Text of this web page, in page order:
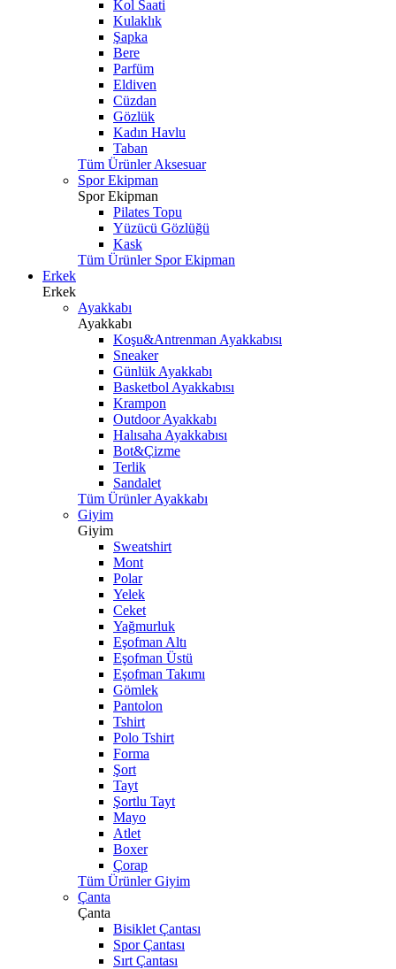
Kol Saati
Kulaklık
Şapka
Bere
Parfüm
Eldiven
Cüzdan
Gözlük
Kadın Havlu
Taban
Tüm Ürünler Aksesuar
Spor Ekipman
Spor Ekipman
Pilates Topu
Yüzücü Gözlüğü
Kask
Tüm Ürünler Spor Ekipman
Erkek
Erkek
Ayakkabı
Ayakkabı
Koşu&Antrenman Ayakkabısı
Sneaker
Günlük Ayakkabı
Basketbol Ayakkabısı
Krampon
Outdoor Ayakkabı
Halısaha Ayakkabısı
Bot&Çizme
Terlik
Sandalet
Tüm Ürünler Ayakkabı
Giyim
Giyim
Sweatshirt
Mont
Polar
Yelek
Ceket
Yağmurluk
Eşofman Altı
Eşofman Üstü
Eşofman Takımı
Gömlek
Pantolon
Tshirt
Polo Tshirt
Forma
Şort
Tayt
Şortlu Tayt
Mayo
Atlet
Boxer
Çorap
Tüm Ürünler Giyim
Çanta
Çanta
Bisiklet Çantası
Spor Çantası
Sırt Çantası